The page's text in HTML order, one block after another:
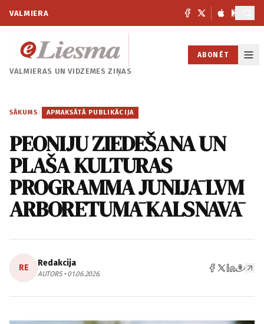
VALMIERA
VALMIERAS UNVIDZEMES ZIŅAS
ABONĒT
SĀKUMS / APMAKSĀTĀ PUBLIKĀCIJA
PEONIJU ZIEDĒŠANA UN
PLAŠA KULTŪRAS
PROGRAMMA JŪNIJĀ LVM
ARBORĒTUMĀ KALSNAVĀ
RE Redakcija
AUTORS • 01.06.2026.